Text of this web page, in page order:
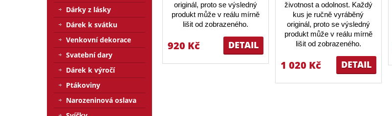
originál, proto se výsledný
produkt může v reálu mírně
lišit od zobrazeného.
DETAIL
920 Kč
životnost a odolnost. Každý
kus je ručně vyráběný
originál, proto se výsledný
produkt může v reálu mírně
lišit od zobrazeného.
DETAIL
1 020 Kč
Dárky z lásky
Dárek k svátku
Venkovní dekorace
Svatební dary
Dárek k výročí
Ptákoviny
Narozeninová oslava